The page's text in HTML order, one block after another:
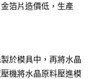
箔片造價低，生產
於模具中，再將水晶
機將水晶原料壓進模